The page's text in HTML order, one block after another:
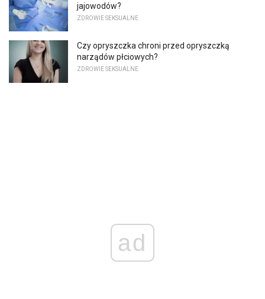
jajowodów?
ZDROWIE SEKSUALNE
Czy opryszczka chroni przed opryszczką
narządów płciowych?
ZDROWIE SEKSUALNE
ad